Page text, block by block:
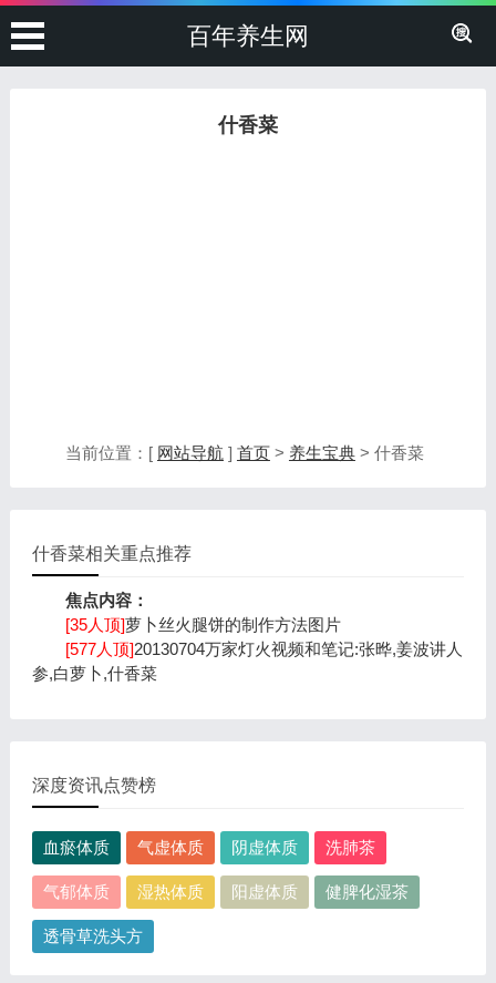
百年养生网
什香菜
当前位置：[ 网站导航 ] 首页> 养生宝典> 什香菜
什香菜相关重点推荐
焦点内容：
[35人顶]萝卜丝火腿饼的制作方法图片
[577人顶]20130704万家灯火视频和笔记:张晔,姜波讲人
参,白萝卜,什香菜
深度资讯点赞榜
血瘀体质 气虚体质 阴虚体质 洗肺茶
气郁体质 湿热体质 阳虚体质 健脾化湿茶
透骨草洗头方